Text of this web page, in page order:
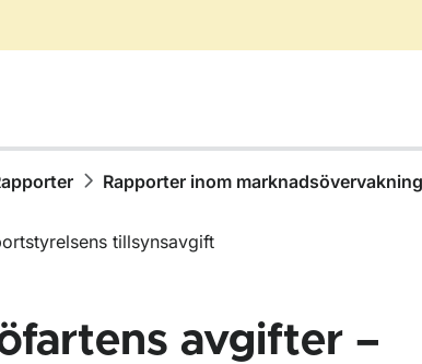
Rapporter inom marknadsövervakning
tillsynsavgift
avgifter –